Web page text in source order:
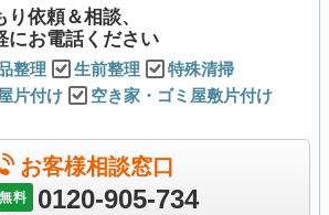
り依頼＆相談、
にお電話ください
整理 生前整理
特殊清掃
片付け
空き家・ゴミ屋敷片付け
お客様相談窓口
料 0120-905-734